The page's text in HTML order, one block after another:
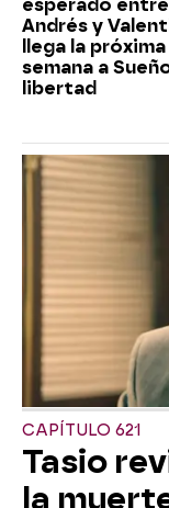
esperado entre
Andrés y
llega la próxima
semana a
libertad
CAPÍTULO 621
Tasio
la